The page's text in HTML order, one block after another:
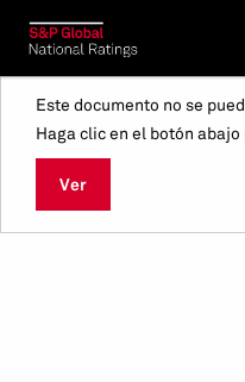
Este documento no se
Haga clic en el botón
Ver